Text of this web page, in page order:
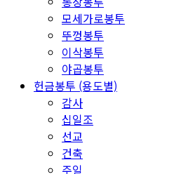
모세가로봉투
뚜껑봉투
이삭봉투
야곱봉투
헌금봉투 (용도별)
감사
십일조
선교
건축
주일